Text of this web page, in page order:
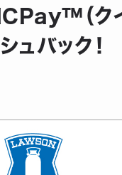
（クイ
バック！